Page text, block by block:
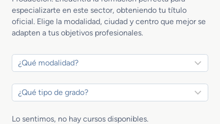
especializarte en este sector, obteniendo tu título
oficial. Elige la modalidad, ciudad y centro que mejor se
adapten a tus objetivos profesionales.
Lo sentimos, no hay cursos disponibles.